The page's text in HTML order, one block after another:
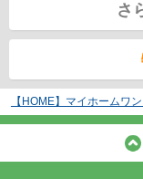
さ
【HOME】マイホームワン